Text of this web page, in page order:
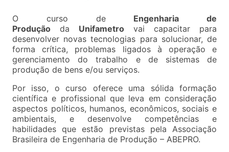
O curso de Engenharia de
Produção da Unifametro vai capacitar para
desenvolver novas tecnologias para solucionar, de
forma crítica, problemas ligados à operação e
gerenciamento do trabalho e de sistemas de
produção de bens e/ou serviços.
Por isso, o curso oferece uma sólida formação
científica e profissional que leva em consideração
aspectos políticos, humanos, econômicos, sociais e
ambientais, e desenvolve competências e
habilidades que estão previstas pela Associação
Brasileira de Engenharia de Produção – ABEPRO.